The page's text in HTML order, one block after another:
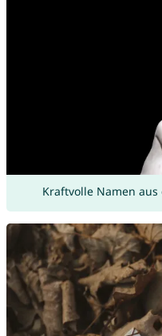
Kraftvolle Namen